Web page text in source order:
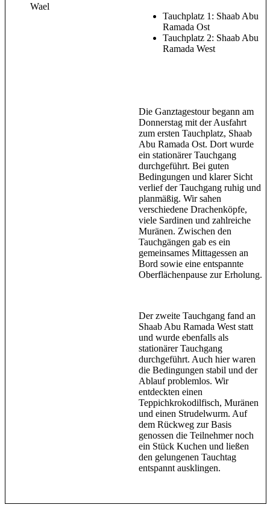
Wael
Tauchplatz 1: Shaab Abu
Ramada Ost
Tauchplatz 2: Shaab Abu
Ramada West
Die Ganztagestour begann am
Donnerstag mit der Ausfahrt
zum ersten Tauchplatz, Shaab
Abu Ramada Ost. Dort wurde
ein stationärer Tauchgang
durchgeführt. Bei guten
Bedingungen und klarer Sicht
verlief der Tauchgang ruhig und
planmäßig. Wir sahen
verschiedene Drachenköpfe,
viele Sardinen und zahlreiche
Muränen. Zwischen den
Tauchgängen gab es ein
gemeinsames Mittagessen an
Bord sowie eine entspannte
Oberflächenpause zur Erholung.
Der zweite Tauchgang fand an
Shaab Abu Ramada West statt
und wurde ebenfalls als
stationärer Tauchgang
durchgeführt. Auch hier waren
die Bedingungen stabil und der
Ablauf problemlos. Wir
entdeckten einen
Teppichkrokodilfisch, Muränen
und einen Strudelwurm. Auf
dem Rückweg zur Basis
genossen die Teilnehmer noch
ein Stück Kuchen und ließen
den gelungenen Tauchtag
entspannt ausklingen.